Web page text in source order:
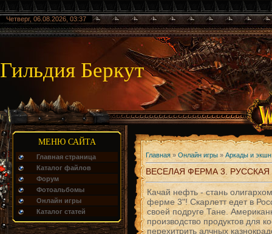
Четверг, 06.08.2026, 03:37
Гильдия Беркут
МЕНЮ САЙТА
Главная страница
Каталог файлов
Форум
Фотоальбомы
Онлайн игры
Каталог статей
Главная»Онлайн игры »Аркады и экшн
ВЕСЕЛАЯ ФЕРМА 3. РУССКАЯ
Качай нефть - стань
ферме 3"! Скарлетт едет в
своей подруге Тане.
производство продуктов для
перехитрить алчных